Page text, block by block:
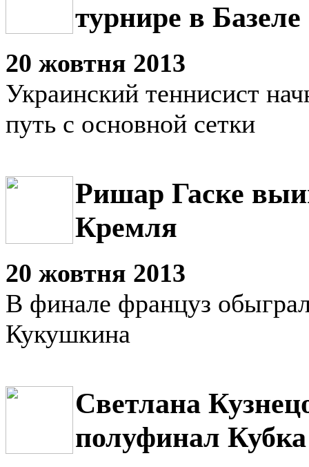
турнире в Базеле
20 жовтня 2013
Украинский теннисист
путь с основной сетки
Ришар Гаске
Кремля
20 жовтня 2013
В финале француз
Кукушкина
Светлана
полуфинал